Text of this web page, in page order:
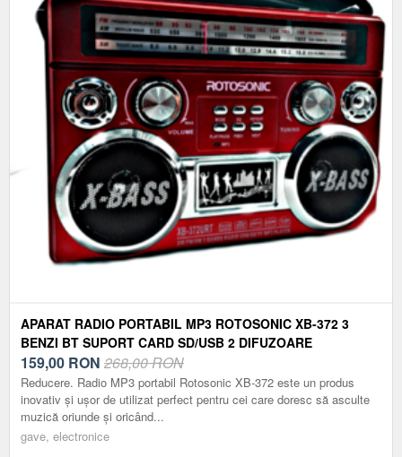
APARAT RADIO PORTABIL MP3 ROTOSONIC XB-372 3
BENZI BT SUPORT CARD SD/USB 2 DIFUZOARE
159,00 RON 268,00 RON
Reducere. Radio MP3 portabil Rotosonic XB-372 este un produs
inovativ și ușor de utilizat perfect pentru cei care doresc să asculte
muzică oriunde și oricând...
gave, electronice